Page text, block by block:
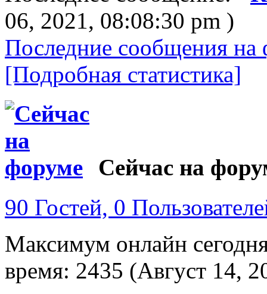
06, 2021, 08:08:30 pm )
Последние сообщения на
[Подробная статистика]
Сейчас на
90 Гостей, 0
Максимум онлайн
время: 2435 (Август 14,